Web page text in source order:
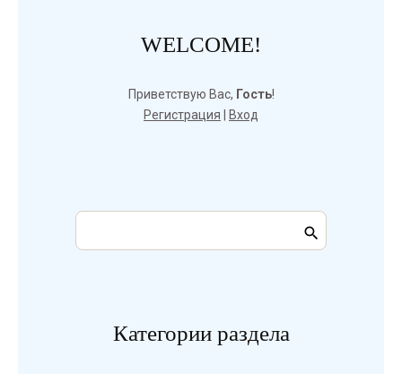
WELCOME!
Приветствую Вас, Гость!
Регистрация
Вход
Категории раздела